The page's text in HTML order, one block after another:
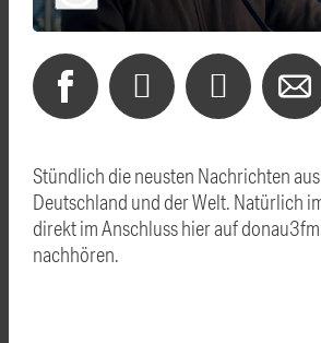
Stündlich die neusten Nachrichten
Deutschland und der Welt. Natürlich
direkt im Anschluss hier auf
nachhören.